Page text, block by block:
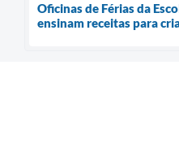
Oficinas de Férias da
ensinam receitas para